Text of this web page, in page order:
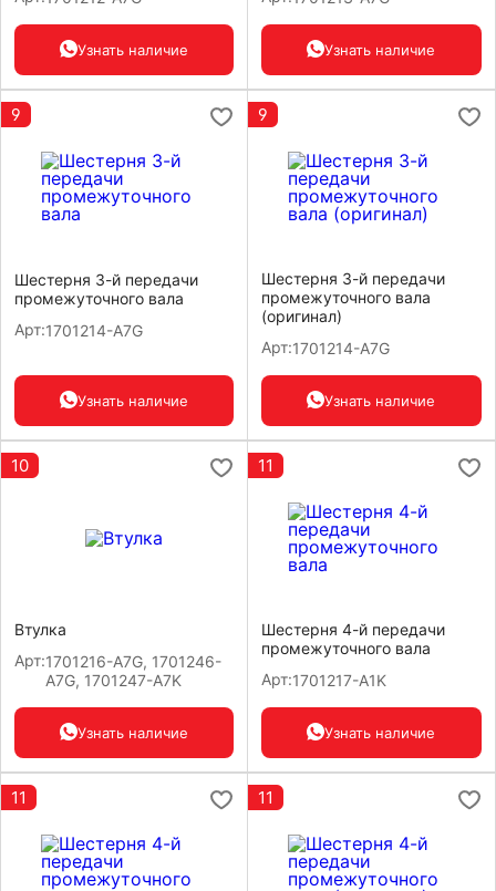
Узнать наличие Узнать наличие
9
Шестерня 3-й передачи
промежуточного вала
Арт:1701214-A7G
Узнать наличие
9
Шестерня 3-й передачи
промежуточного вала
(оригинал)
Арт:1701214-A7G
Узнать наличие
10
Втулка
Арт:1701216-A7G, 1701246-
A7G, 1701247-A7K
Узнать наличие
11
Шестерня 4-й передачи
промежуточного вала
Арт:1701217-A1K
Узнать наличие
11 11